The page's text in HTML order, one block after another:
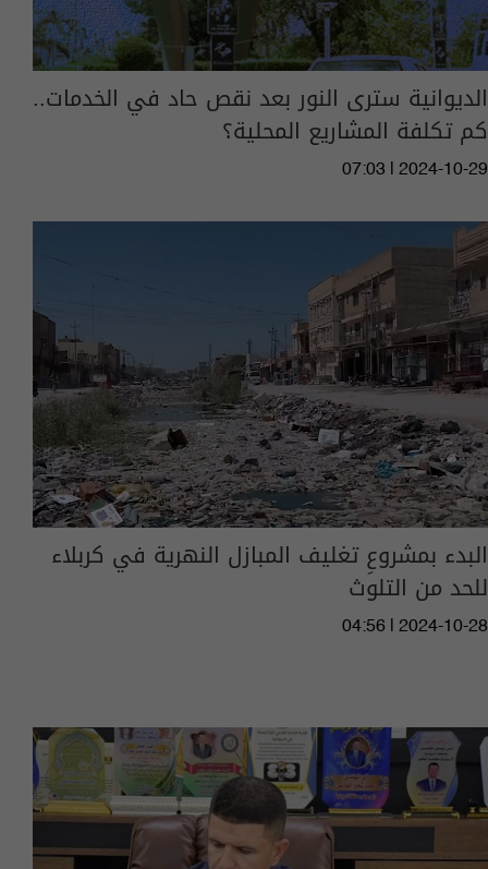
الديوانية سترى النور بعد نقص حاد في الخدمات..
كم تكلفة المشاريع المحلية؟
07:03 | 2024-10-29
البدء بمشروعِ تغليف المبازل النهرية في كربلاء
للحد من التلوث
04:56 | 2024-10-28